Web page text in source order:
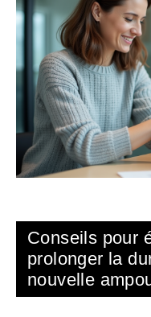
Conseils pour
prolonger la
nouvelle